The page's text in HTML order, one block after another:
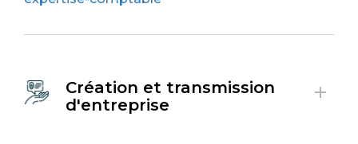
Création et transmission
d'entreprise